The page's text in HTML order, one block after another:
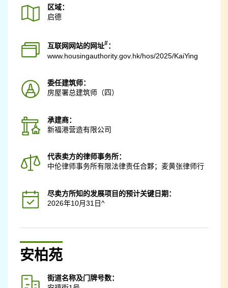
区域：
启德
互联网网站的网址#：
www.housingauthority.gov.hk/hos/2025/KaiYing
委任建筑师：
房屋署总建筑师（四）
承建商：
新福港营造有限公司
代表卖方的律师事务所：
中伦律师事务所有限法律责任合夥；麦黄张律师行
尽卖方所知的发展项目的预计关键日期：
2026年10月31日^
安柏苑
街道名称及门牌号数：